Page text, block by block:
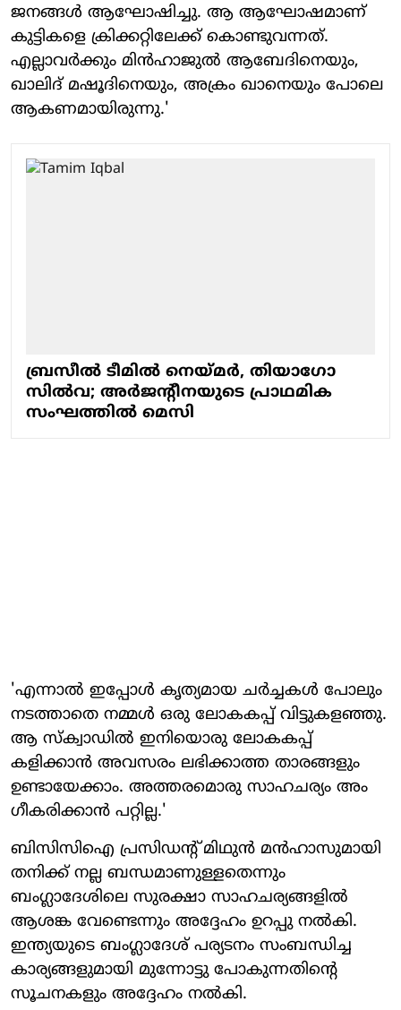
ജനങ്ങൾ ആഘോഷിച്ചു. ആ ആഘോഷമാണ്
കുട്ടികളെ ക്രിക്കറ്റിലേക്ക് കൊണ്ടുവന്നത്.
എല്ലാവർക്കും മിൻഹാജുൽ ആബേദിനെയും,
ഖാലിദ് മഷൂദിനെയും, അക്രം ഖാനെയും പോലെ
ആകണമായിരുന്നു.'
ബ്രസീൽ ടീമിൽ നെയ്മർ, തിയാ​ഗോ
സിൽവ; അർജന്റീനയുടെ പ്രാഥമിക
സംഘത്തിൽ മെസി
'എന്നാൽ ഇപ്പോൾ കൃത്യമായ ചർച്ചകൾ പോലും
നടത്താതെ നമ്മൾ ഒരു ലോകകപ്പ് വിട്ടുകളഞ്ഞു.
ആ സ്ക്വാഡിൽ ഇനിയൊരു ലോകകപ്പ്
കളിക്കാൻ അവസരം ലഭിക്കാത്ത താരങ്ങളും
ഉണ്ടായേക്കാം. അത്തരമൊരു സാഹചര്യം അം​
ഗീകരിക്കാൻ പറ്റില്ല.'
ബിസിസിഐ പ്രസിഡന്റ് മിഥുൻ മൻഹാസുമായി
തനിക്ക് നല്ല ബന്ധമാണുള്ളതെന്നും
ബംഗ്ലാദേശിലെ സുരക്ഷാ സാഹചര്യങ്ങളിൽ
ആശങ്ക വേണ്ടെന്നും അദ്ദേഹം ഉറപ്പു നൽകി.
ഇന്ത്യയുടെ ബം​ഗ്ലാദേശ് പര്യടനം സംബന്ധിച്ച
കാര്യങ്ങളുമായി മുന്നോട്ടു പോകുന്നതിന്റെ
സൂചനകളും അദ്ദേ​ഹം നൽകി.